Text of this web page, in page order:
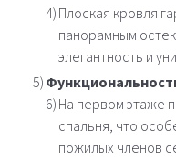
Плоская кровля
панорамным
элегантность и
На первом этаже
спальня, что
пожилых членов